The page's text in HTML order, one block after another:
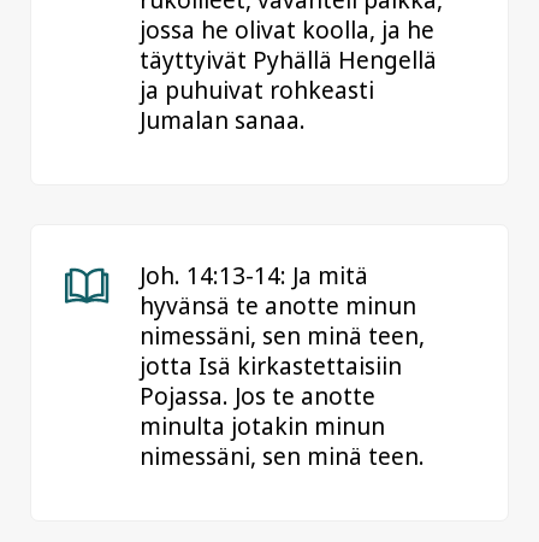
jossa he olivat koolla, ja he
täyttyivät Pyhällä Hengellä
ja puhuivat rohkeasti
Jumalan sanaa.
Joh. 14:13-14: Ja mitä
hyvänsä te anotte minun
nimessäni, sen minä teen,
jotta Isä kirkastettaisiin
Pojassa. Jos te anotte
minulta jotakin minun
nimessäni, sen minä teen.